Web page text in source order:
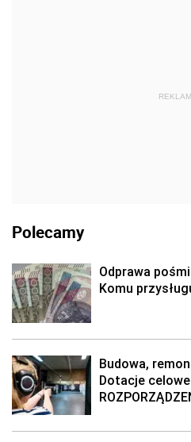
Polecamy
Odprawa
Komu
Budowa,
Dotacje